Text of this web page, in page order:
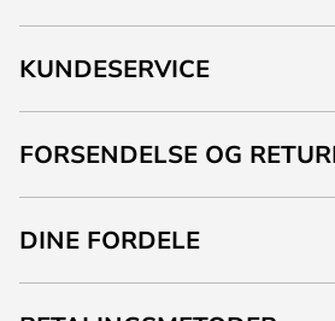
KUNDESERVICE
FORSENDELSE OG
DINE FORDELE